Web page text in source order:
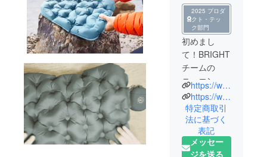
2025 プロダ
クト・テッ
ク部門
初めまし
て！BRIGHT
チームの
ニュエンで
す。
中国の総合
家電メー
カー向けに
人気製品を
https://www.brightdiy.jp/
https://www.instagram.com/brightdiyjp/
特定商取引
法に基づく
表記
メッセー
ジを送る